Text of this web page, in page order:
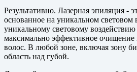
Результативно. Лазерная эпиляция -
основанное на уникальном световом
уникальному световому
максимально эффективное очищение
волос. В любой зоне, включая зону
область над губой.